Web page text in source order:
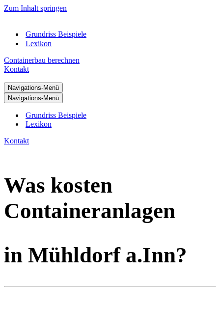
Zum Inhalt springen
Grundriss Beispiele
Lexikon
Containerbau berechnen
Kontakt
Navigations-Menü
Navigations-Menü
Grundriss Beispiele
Lexikon
Kontakt
Was kosten
Containeranlagen
in Mühldorf a.Inn?